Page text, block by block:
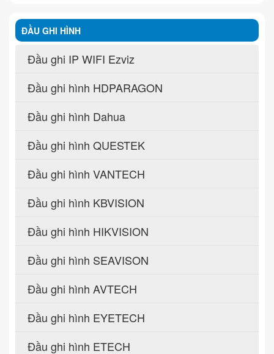
ĐẦU GHI HÌNH
Đầu ghi IP WIFI Ezviz
Đầu ghi hình HDPARAGON
Đầu ghi hình Dahua
Đầu ghi hình QUESTEK
Đầu ghi hình VANTECH
Đầu ghi hình KBVISION
Đầu ghi hình HIKVISION
Đầu ghi hình SEAVISON
Đầu ghi hình AVTECH
Đầu ghi hình EYETECH
Đầu ghi hình ETECH